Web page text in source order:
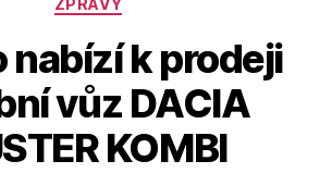
ZPRÁVY
nabízí k prodeji
vůz DACIA
KOMBI
A
t
o